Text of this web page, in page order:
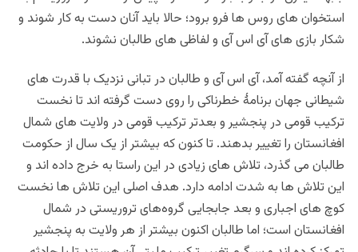
استخوان های روس ها فرو برود؛ حالا باید آنان دست به کار شوند و
شکار بازی های آی اس آی و لفاظی های طالبان نشوند.
از آنچه گفته آمد، آی اس آی و طالبان در تبانی نزدیک با قدرت های
شیطانی جهان برنامۀ خطرناکی را روی دست گرفته اند تا نخست
ترکیب قومی در پنجشیر و بعدتر ترکیب قومی در ولایت های شمال
افغانستان را تغییر بدهند. تا کنون که بیشتر از یک سال از حکومت
طالبان می گذرد، تلاش های زیادی در این راستا به خرج داده اند و
این تلاش ها به شدت ادامه دارد. هدف اصلی این تلاش ها نخست
کوچ های اجباری و بعد جابجایی گروه‌های تروریستی در شمال
افغانستان است؛ اما طالبان اکنون بیشتر از هر ولایت به پنجشیر